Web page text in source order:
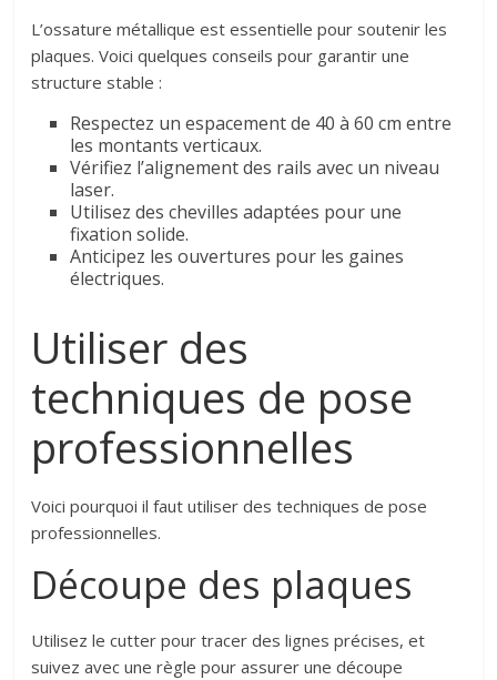
L’ossature métallique est essentielle pour soutenir les
plaques. Voici quelques conseils pour garantir une
structure stable :
Respectez un espacement de 40 à 60 cm entre
les montants verticaux.
Vérifiez l’alignement des rails avec un niveau
laser.
Utilisez des chevilles adaptées pour une
fixation solide.
Anticipez les ouvertures pour les gaines
électriques.
Utiliser des
techniques de pose
professionnelles
Voici pourquoi il faut utiliser des techniques de pose
professionnelles.
Découpe des plaques
Utilisez le cutter pour tracer des lignes précises, et
suivez avec une règle pour assurer une découpe